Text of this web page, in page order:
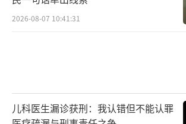
2026-08-07 10:41:31
儿科医生漏诊获刑：我认错但不能认罪